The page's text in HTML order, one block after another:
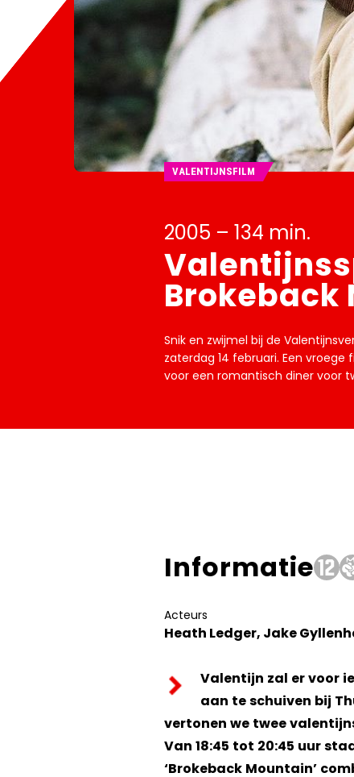
2005 – 134 min.
Brokeback
VALENTIJNSFILM
Snik en zwijmel bij de
zaterdag 14 februari. Een
voor een romantisch diner voor
Informatie
Acteurs
Heath Ledger, Jake
Valentijn zal er voor
aan te schuiven bij
vertonen we twee
Van 18:45 tot 20:45 uur
‘Brokeback Mountain’